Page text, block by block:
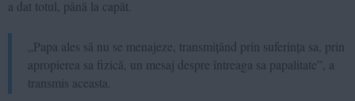
a dat totul, până la capăt.
„Papa ales să nu se menajeze, transmițând prin suferința sa, prin
apropierea sa fizică, un mesaj despre întreaga sa papalitate”, a
transmis aceasta.